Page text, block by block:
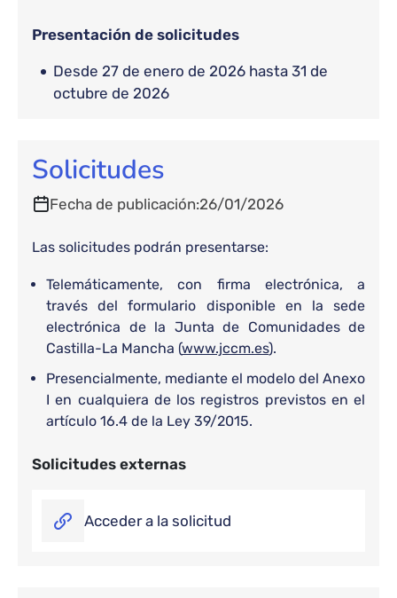
Presentación de solicitudes
desde 27 de enero de 2026 hasta 31 de
octubre de 2026
Solicitudes
Fecha de publicación 26/01/2026
Las solicitudes podrán presentarse:
Telemáticamente, con firma electrónica, a
través del formulario disponible en la sede
electrónica de la Junta de Comunidades de
Castilla-La Mancha (www.jccm.es).
Presencialmente, mediante el modelo del Anexo
I en cualquiera de los registros previstos en el
artículo 16.4 de la Ley 39/2015.
Solicitudes externas
Acceder a la solicitud